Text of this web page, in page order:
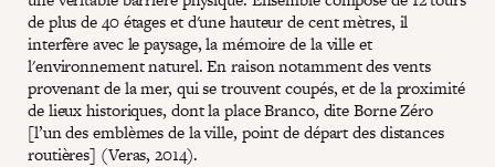
de plus de 40 étages et d'une hauteur de cent mètres, il
interfère avec le paysage, la mémoire de la ville et
l'environnement naturel. En raison notamment des vents
provenant de la mer, qui se trouvent coupés, et de la proximité
de lieux historiques, dont la place Branco, dite Borne Zéro
[l’un des emblèmes de la ville, point de départ des distances
routières] (Veras, 2014).